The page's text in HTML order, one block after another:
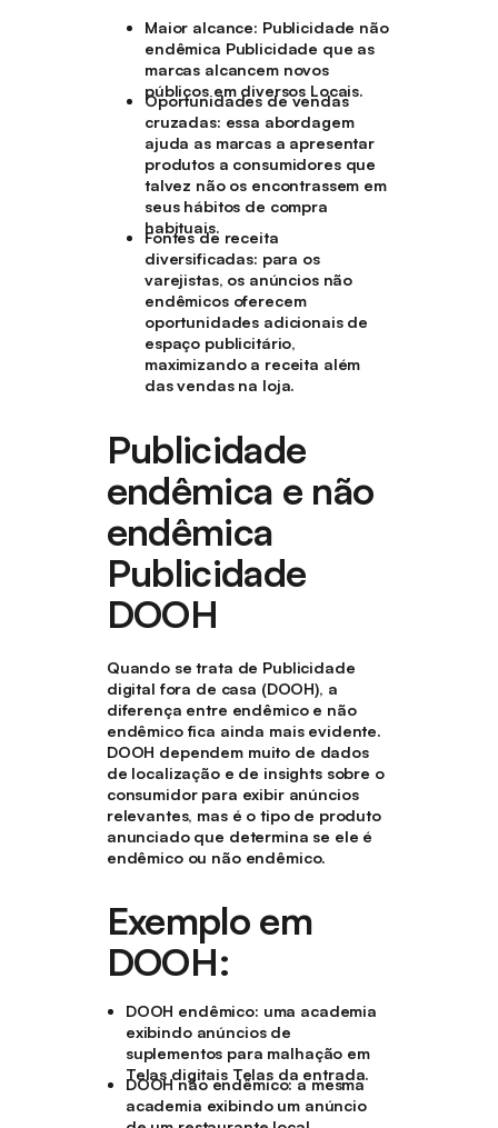
Maior alcance: Publicidade não
endêmica Publicidade que as
marcas alcancem novos
públicos em diversos Locais.
Oportunidades de vendas
cruzadas: essa abordagem
ajuda as marcas a apresentar
produtos a consumidores que
talvez não os encontrassem em
seus hábitos de compra
habituais.
Fontes de receita
diversificadas: para os
varejistas, os anúncios não
endêmicos oferecem
oportunidades adicionais de
espaço publicitário,
maximizando a receita além
das vendas na loja.
Publicidade
endêmica e não
endêmica
Publicidade
DOOH
Quando se trata de Publicidade
digital fora de casa (DOOH), a
diferença entre endêmico e não
endêmico fica ainda mais evidente.
DOOH dependem muito de dados
de localização e de insights sobre o
consumidor para exibir anúncios
relevantes, mas é o tipo de produto
anunciado que determina se ele é
endêmico ou não endêmico.
Exemplo em
DOOH:
DOOH endêmico: uma academia
exibindo anúncios de
suplementos para malhação em
Telas digitais Telas da entrada.
DOOH não endêmico: a mesma
academia exibindo um anúncio